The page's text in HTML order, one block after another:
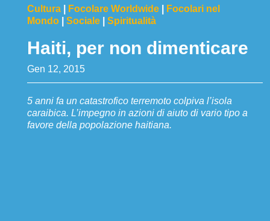
Cultura| Focolare Worldwide|
Focolari nel
Mondo| Sociale| Spiritualità
Haiti, per non dimenticare
Gen 12, 2015
5 anni fa un catastrofico terremoto colpiva l’isola
caraibica. L’impegno in azioni di aiuto di vario tipo a
favore della popolazione haitiana.